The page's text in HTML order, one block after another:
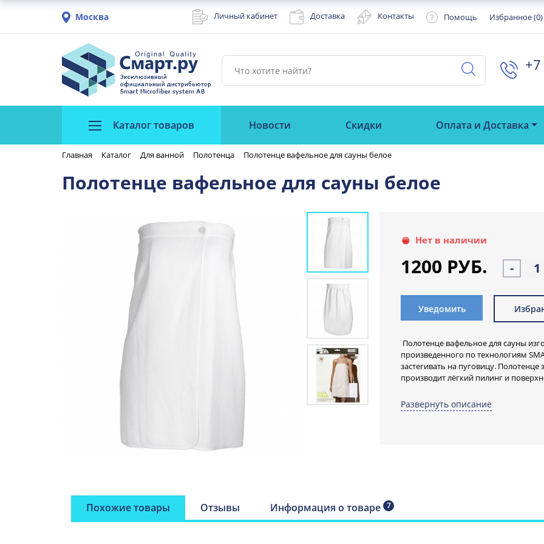
Москва Личный кабинет Доставка Контакты Помощь Избранное (0)
Каталог товаров Новости Скидки Оплата и Доставка
Главная Каталог Для ванной Полотенца Полотенце вафельное для сауны белое
Полотенце вафельное для сауны белое
Нет в наличии
1200 РУБ. -
Уведомить
Полотенце вафельное для сауны
произведенного по технологиям
застегивать на пуговицу.
производит лёгкий пилинг и
Быстро
Развернуть описание
Похожие товары Отзывы Информация о товаре 7